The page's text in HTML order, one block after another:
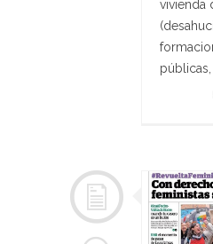
vivienda
públicas,